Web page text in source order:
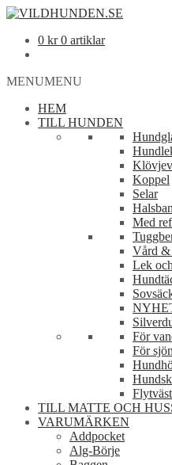
0 kr 0 artiklar
MENUMENU
HEM
TILL HUNDEN
Koppel
Selar
Med
Vård
Lek
För
För sjön
TILL MATTE OCH
VARUMÄRKEN
Addpocket
Alg-Börje